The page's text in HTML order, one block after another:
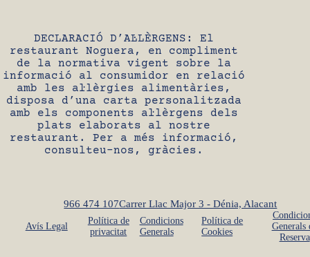
DECLARACIÓ D’AL·LÈRGENS: El
restaurant Noguera, en compliment
de la normativa vigent sobre la
informació al consumidor en relació
amb les al·lèrgies alimentàries,
disposa d’una carta personalitzada
amb els components al·lèrgens dels
plats elaborats al nostre
restaurant. Per a més informació,
consulteu-nos, gràcies.
966 474 107Carrer Llac Major 3 - Dénia, Alacant
Avís Legal
Política de
privacitat
Condicions
Generals
Política de
Cookies
Generals
Reserva